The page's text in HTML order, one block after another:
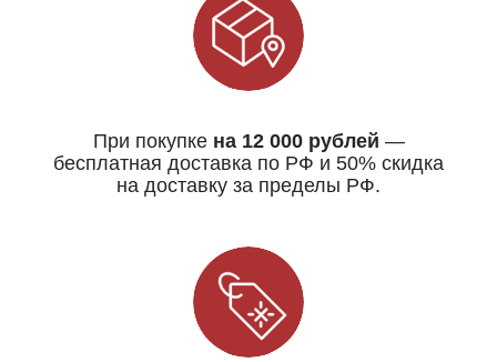
При покупкена 12 000 рублей —
бесплатная доставка по РФ и 50% скидка
на доставку за пределы РФ.